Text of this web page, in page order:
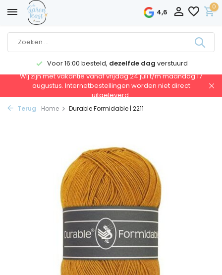
4,6
0
Voor 16:00 besteld, dezelfde dag verstuurd
Wij zijn met vakantie vanaf vrijdag 24 juli t/m maandag 17
augustus. Internetbestellingen worden niet direct
uitgeleverd.
Terug Home Durable Formidable | 2211